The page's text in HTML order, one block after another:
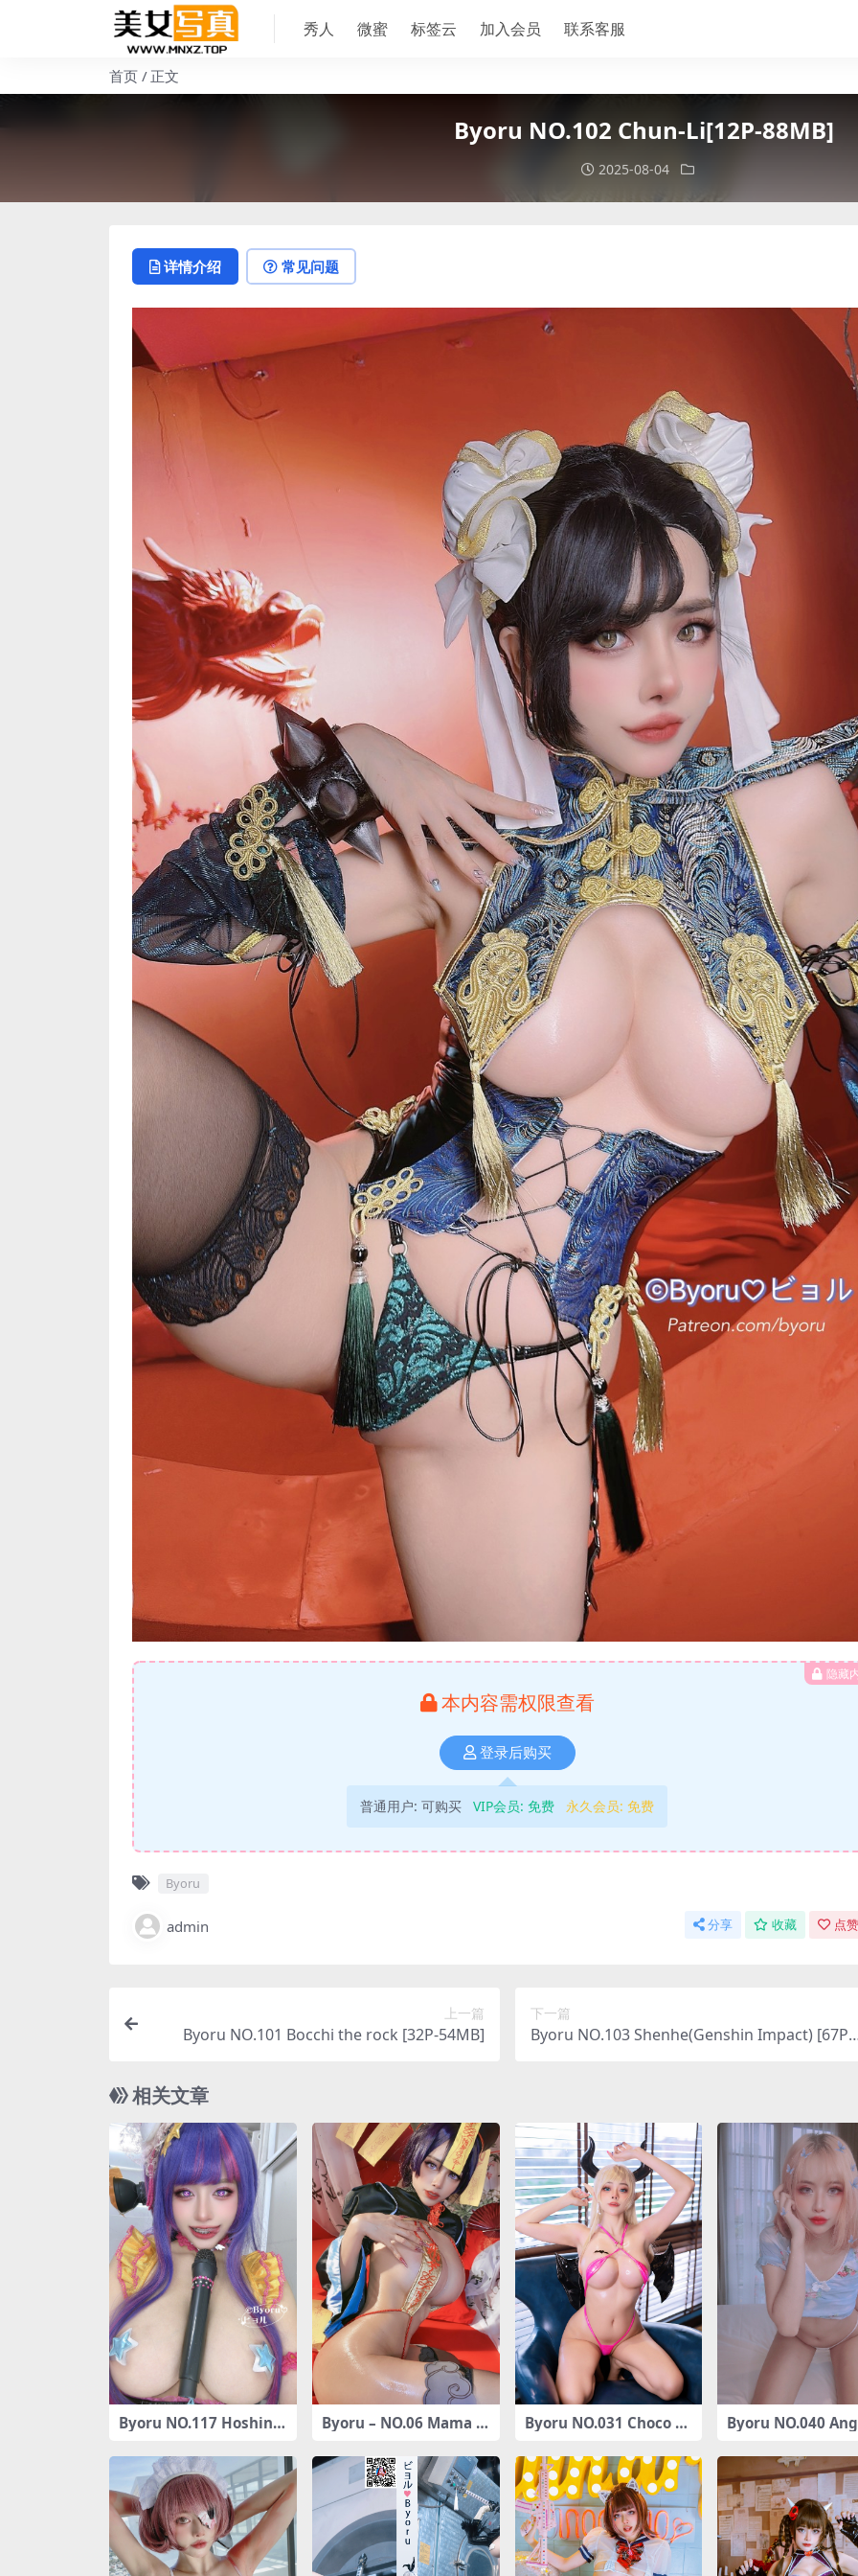
秀人 微蜜 标签云 加入会员 联系客服
首页 正文
Byoru NO.102 Chun-Li[12P-88MB]
2025-08-04
详情介绍 常见问题
隐藏
本内容需权限查看
登录后购买
普通用户: 可购买 VIP会员: 免费 永久会员: 免费
Byoru
admin 分享 收藏 点
上一篇
Byoru NO.101 Bocchi the rock [32P-54MB]
下一篇
Byoru NO.103 Shenhe(Genshin Impact) [67P-
相关文章
Byoru NO.117 Hoshino
Byoru – NO.06 Mama Ji
732MB]
Byoru NO.031 Choco Y
Byoru NO.040